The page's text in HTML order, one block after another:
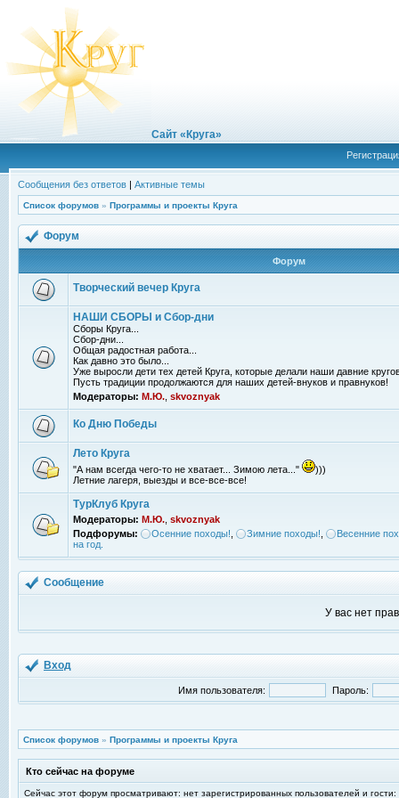
Сайт «Круга»
Сообщения без ответов | Активные темы
Список форумов » Программы и проекты Круга
Форум
Форум
Творческий вечер Круга
НАШИ СБОРЫ и Сбор-дни
Сборы Круга...
Сбор-дни...
Общая радостная работа...
Как давно это было...
Уже выросли дети тех детей Круга, которые делали наши давние
Пусть традиции продолжаются для наших детей-внуков и правнуков!
Модераторы: М.Ю. skvoznyak
Ко Дню Победы
Лето Круга
"А нам всегда чего-то не хватает... Зимою лета..."
)))
Летние лагеря, выезды и все-все-все!
ТурКлуб Круга
Модераторы: М.Ю. skvoznyak
Подфорумы:
Осенние походы! Зимние походы!
Весенние
на год.
Сообщение
У вас нет
Вход
Имя пользователя: Пароль:
Список форумов » Программы и проекты Круга
Кто сейчас на форуме
Сейчас этот форум просматривают: нет зарегистрированных пользователей и гости: